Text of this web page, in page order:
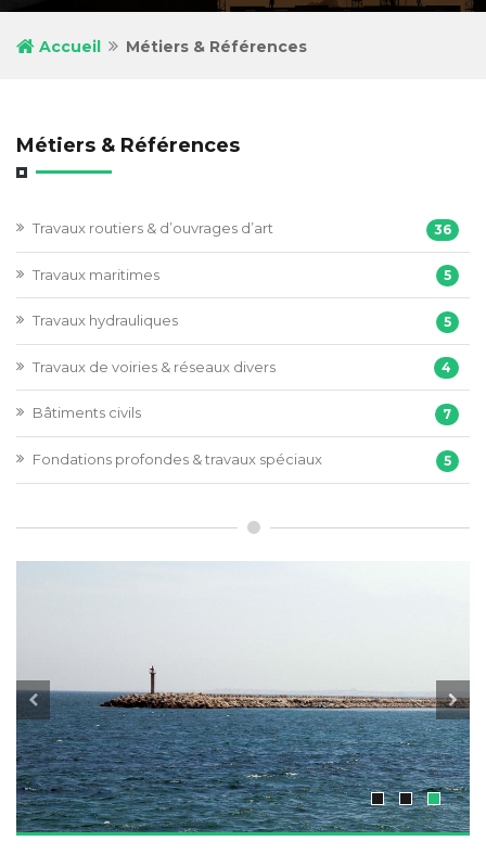
Accueil Métiers & Références
Métiers & Références
Travaux routiers & d’ouvrages d’art 36
Travaux maritimes 5
Travaux hydrauliques 5
Travaux de voiries & réseaux divers 4
Bâtiments civils 7
Fondations profondes & travaux spéciaux 5